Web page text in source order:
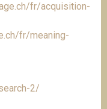
fr/acquisition-
fr/meaning-
2/